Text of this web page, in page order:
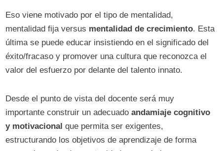
Eso viene motivado por el tipo de mentalidad,
mentalidad fija versus mentalidad de crecimiento. Esta
última se puede educar insistiendo en el significado del
éxito/fracaso y promover una cultura que reconozca el
valor del esfuerzo por delante del talento innato.
Desde el punto de vista del docente será muy
importante construir un adecuadoandamiaje cognitivo
y motivacional que permita ser exigentes,
estructurando los objetivos de aprendizaje de forma